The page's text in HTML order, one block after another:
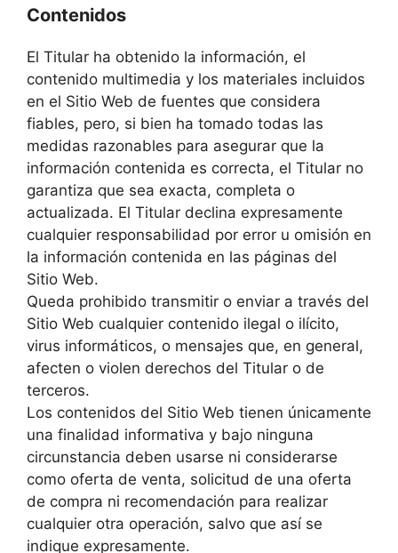
Contenidos
El Titular ha obtenido la información, el
contenido multimedia y los materiales incluidos
en el Sitio Web de fuentes que considera
fiables, pero, si bien ha tomado todas las
medidas razonables para asegurar que la
información contenida es correcta, el Titular no
garantiza que sea exacta, completa o
actualizada. El Titular declina expresamente
cualquier responsabilidad por error u omisión en
la información contenida en las páginas del
Sitio Web.
Queda prohibido transmitir o enviar a través del
Sitio Web cualquier contenido ilegal o ilícito,
virus informáticos, o mensajes que, en general,
afecten o violen derechos del Titular o de
terceros.
Los contenidos del Sitio Web tienen únicamente
una finalidad informativa y bajo ninguna
circunstancia deben usarse ni considerarse
como oferta de venta, solicitud de una oferta
de compra ni recomendación para realizar
cualquier otra operación, salvo que así se
indique expresamente.